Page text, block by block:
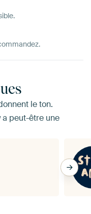
le ton.
peut-être une